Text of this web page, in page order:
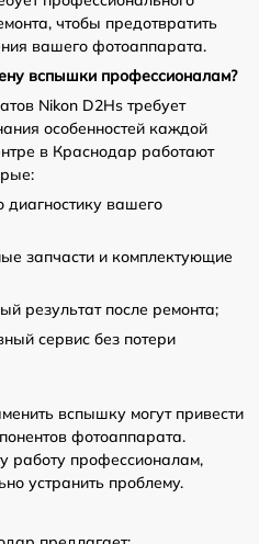
чтобы предотвратить
вашего фотоаппарата.
вспышки профессионалам?
Nikon D2Hs требует
особенностей каждой
в Краснодар работают
диагностику вашего
запчасти и комплектующие
результат после ремонта;
сервис без потери
вспышку могут привести
фотоаппарата.
работу профессионалам,
устранить проблему.